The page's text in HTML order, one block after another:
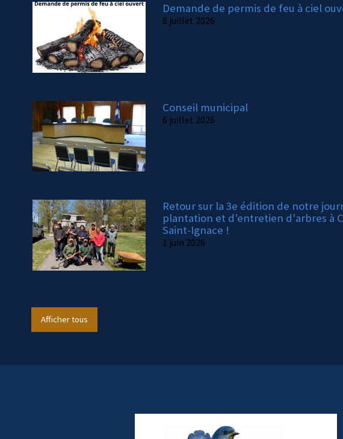
Demande de permis de feu à ciel
8 juillet 2026
Conseil municipal
6 juillet 2026
Retour sur la 3e édition de notre
plantation et d'entretien d'arbres à
Saint-Ignace !
1 juin 2026
Afficher tous